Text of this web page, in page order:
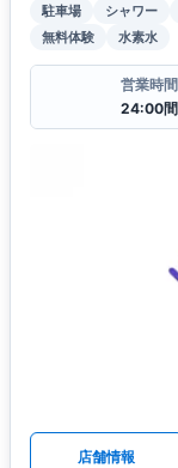
駐車場 シャワー
無料体験
水素水
営業時間
24:00間
店舗情報